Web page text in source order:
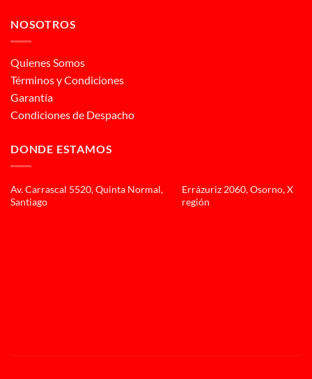
NOSOTROS
Quienes Somos
Términos y Condiciones
Garantía
Condiciones de Despacho
DONDE ESTAMOS
Av. Carrascal 5520, Quinta Normal,
Santiago
Errázuriz 2060, Osorno, X
región